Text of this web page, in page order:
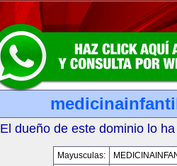
El dueño de este dominio lo
Mayusculas: